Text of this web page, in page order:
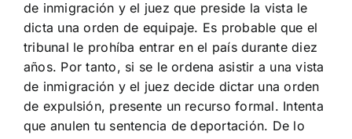
de inmigración y el juez que preside la vista le
dicta una orden de equipaje. Es probable que el
tribunal le prohíba entrar en el país durante diez
años. Por tanto, si se le ordena asistir a una vista
de inmigración y el juez decide dictar una orden
de expulsión, presente un recurso formal. Intenta
que anulen tu sentencia de deportación. De lo